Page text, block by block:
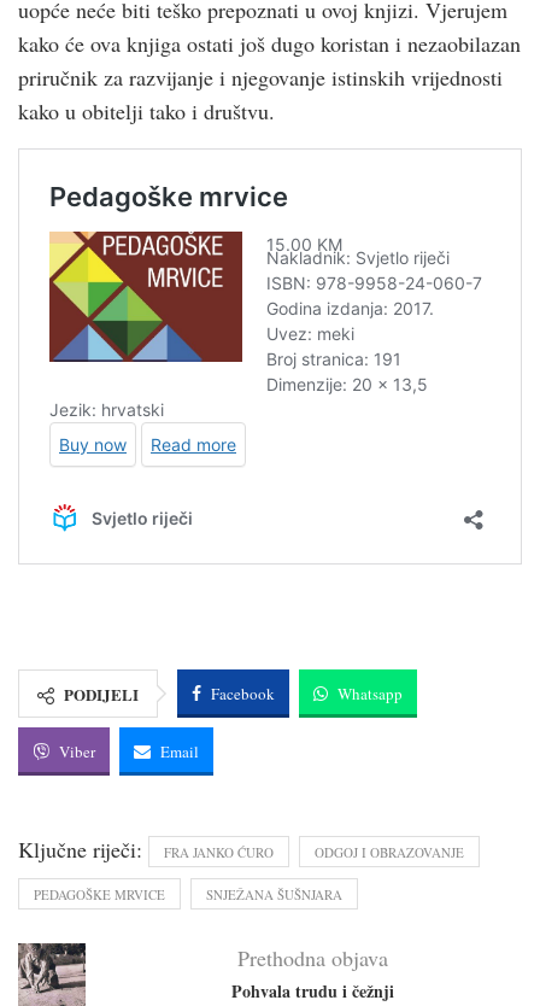
uopće neće biti teško prepoznati u ovoj knjizi. Vjerujem
kako će ova knjiga ostati još dugo koristan i nezaobilazan
priručnik za razvijanje i njegovanje istinskih vrijednosti
kako u obitelji tako i društvu.
PODIJELI Facebook Whatsapp
Viber Email
Ključne riječi: FRA JANKO ĆURO ODGOJ I OBRAZOVANJE
PEDAGOŠKE MRVICE SNJEŽANA ŠUŠNJARA
Prethodna objava
Pohvala trudu i čežnji